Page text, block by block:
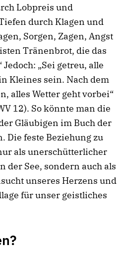
Lobpreis und
durch Klagen und
Sorgen, Zagen, Angst
Tränenbrot, die das
„Sei getreu, alle
Kleines sein. Nach dem
alles Wetter geht vorbei“
12). So könnte man die
Gläubigen im Buch der
Die feste Beziehung zu
als unerschütterlicher
der See, sondern auch als
unseres Herzens und
für unser geistliches